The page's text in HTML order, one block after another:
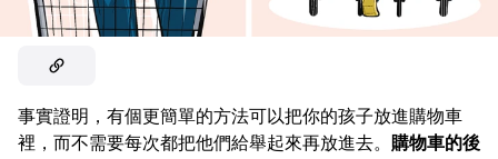
事實證明，有個更簡單的方法可以把你的孩子放進購物車
裡，而不需要每次都把他們給舉起來再放進去。 購物車的後